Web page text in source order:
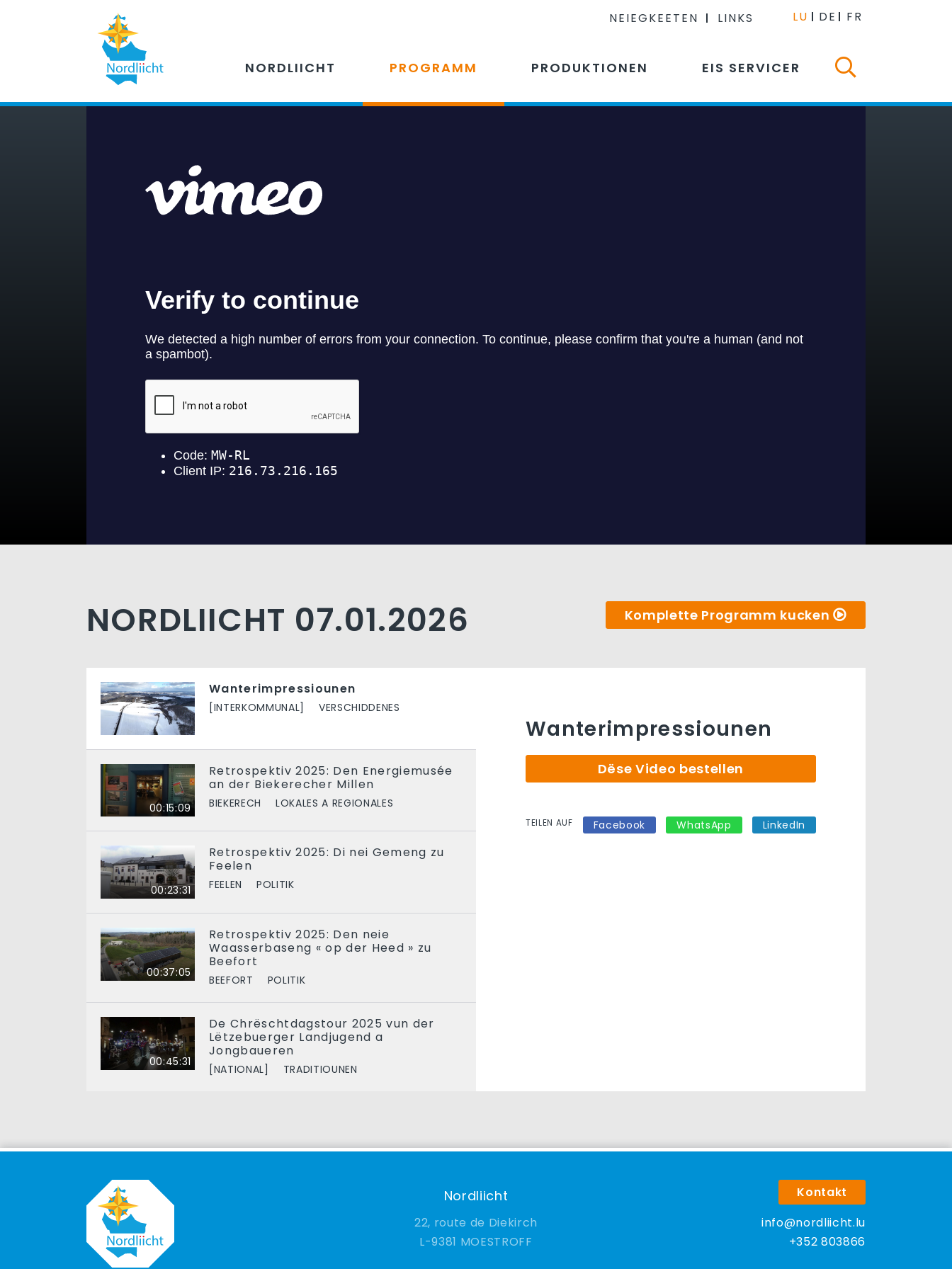
NEIEGKEETEN LINKS LU DE FR
NORDLIICHT PROGRAMM PRODUKTIONEN EIS SERVICER
NORDLIICHT 07.01.2026 Komplette Programm kucken
Wanterimpressiounen
[INTERKOMMUNAL] VERSCHIDDENES
00:15:09
Retrospektiv 2025: Den Energiemusée
an der Biekerecher Millen
BIEKERECH LOKALES A REGIONALES
00:23:31
Retrospektiv 2025: Di nei Gemeng zu
Feelen
FEELEN POLITIK
00:37:05
Retrospektiv 2025: Den neie
Waasserbaseng « op der Heed » zu
Beefort
BEEFORT POLITIK
00:45:31
De Chrëschtdagstour 2025 vun der
Lëtzebuerger Landjugend a
Jongbaueren
[NATIONAL] TRADITIOUNEN
Wanterimpressiounen
Dëse Video bestellen
TEILEN AUF Facebook WhatsApp LinkedIn
Nordliicht
22, route de Diekirch
9381 MOESTROFF
Kontakt
info@nordliicht.lu
+352 803866